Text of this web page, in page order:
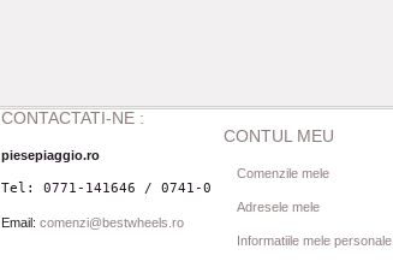
CONTACTATI-NE :
piesepiaggio.ro
Tel: 0771-141646 / 0741-080844
Email: comenzi@bestwheels.ro
CONTUL MEU
Comenzile mele
Adresele mele
Informatiile mele personale